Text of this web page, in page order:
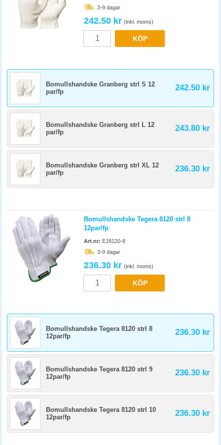
3-9 dagar
242.50 kr (inkl. moms)
KÖP
Bomullshandske Granberg strl S 12
par/fp
242.50 kr
Bomullshandske Granberg strl L 12
par/fp
243.80 kr
Bomullshandske Granberg strl XL 12
par/fp
236.30 kr
Bomullshandske Tegera 8120 strl 8
12par/fp
Art.nr: EJ8120-8
3-9 dagar
236.30 kr (inkl. moms)
KÖP
Bomullshandske Tegera 8120 strl 8
12par/fp
236.30 kr
Bomullshandske Tegera 8120 strl 9
12par/fp
236.30 kr
Bomullshandske Tegera 8120 strl 10
12par/fp
236.30 kr